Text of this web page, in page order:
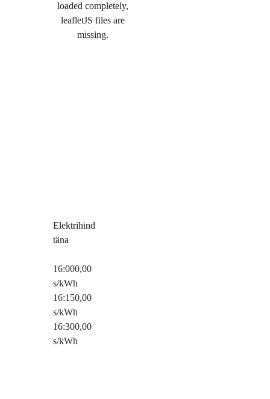
loaded completely,
leafletJS files are
missing.
Elektrihind
täna
16:000,00
s/kWh
16:150,00
s/kWh
16:300,00
s/kWh